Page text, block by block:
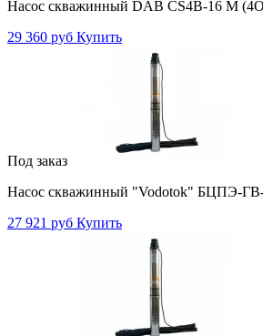
Насос скважинный DAB CS4B-16 M
29 360 руб Купить
Под заказ
Насос скважинный "Vodotok" БЦПЭ-
27 921 руб Купить